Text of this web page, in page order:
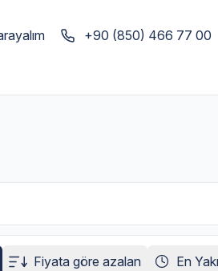
+90 (850) 466 77 00
Fiyata göre azalan En